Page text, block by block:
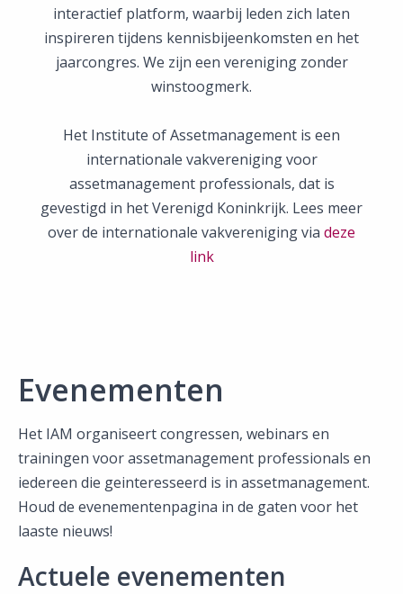
interactief platform, waarbij leden zich laten
inspireren tijdens kennisbijeenkomsten en het
jaarcongres. We zijn een vereniging zonder
winstoogmerk.
Het Institute of Assetmanagement is een
internationale vakvereniging voor
assetmanagement professionals, dat is
gevestigd in het Verenigd Koninkrijk. Lees meer
over de internationale vakvereniging via deze
link
Evenementen
Het IAM organiseert congressen, webinars en
trainingen voor assetmanagement professionals en
iedereen die geinteresseerd is in assetmanagement.
Houd de evenementenpagina in de gaten voor het
laaste nieuws!
Actuele evenementen